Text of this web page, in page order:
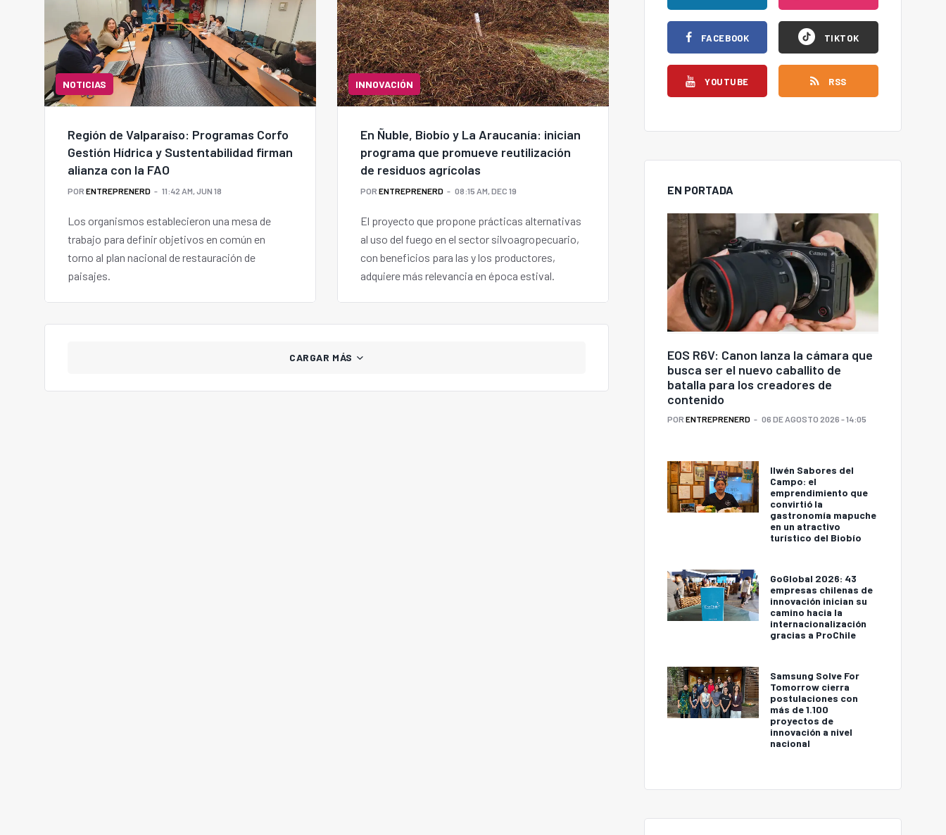
NOTICIAS
Región de Valparaíso: Programas Corfo
Gestión Hídrica y Sustentabilidad firman
alianza con la FAO
POR ENTREPRENERD 11:42 AM, JUN 18
Los organismos establecieron una mesa de
trabajo para definir objetivos en común en
torno al plan nacional de restauración de
paisajes.
INNOVACIÓN
En Ñuble, Biobío y La Araucanía: inician
programa que promueve reutilización
de residuos agrícolas
POR ENTREPRENERD 08:15 AM, DEC 19
El proyecto que propone prácticas alternativas
al uso del fuego en el sector silvoagropecuario,
con beneficios para las y los productores,
adquiere más relevancia en época estival.
CARGAR MÁS
FACEBOOK
YOUTUBE
TIKTOK
RSS
EN PORTADA
EOS R6V: Canon lanza la cámara que
busca ser el nuevo caballito de
batalla para los creadores de
contenido
POR ENTREPRENERD 06 DE AGOSTO 2026 - 14:05
Ilwén Sabores del
Campo: el
emprendimiento que
convirtió la
gastronomía mapuche
en un atractivo
turístico del Biobío
GoGlobal 2026: 43
empresas chilenas de
innovación inician su
camino hacia la
internacionalización
gracias a ProChile
Samsung Solve For
Tomorrow cierra
postulaciones con
más de 1.100
proyectos de
innovación a nivel
nacional